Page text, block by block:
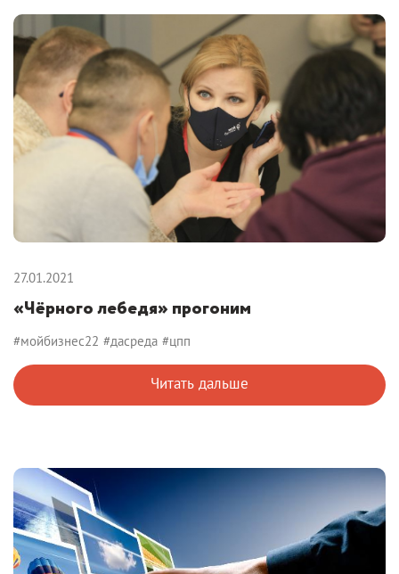
27.01.2021
«Чёрного лебедя» прогоним
#мойбизнес22 #дасреда #цпп
Читать дальше